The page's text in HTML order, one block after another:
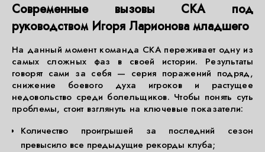
Современные вызовы СКА под
руководством Игоря Ларионова младшего
На данный момент команда СКА переживает одну из
самых сложных фаз в своей истории. Результаты
говорят сами за себя — серия поражений подряд,
снижение боевого духа игроков и растущее
недовольство среди болельщиков. Чтобы понять суть
проблемы, стоит взглянуть на ключевые показатели:
Количество проигрышей за последний сезон
превысило все предыдущие рекорды клуба;